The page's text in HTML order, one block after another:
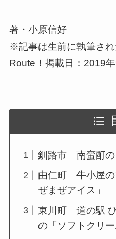
著・小原信好
※記事は生前に執筆され
Route！掲載日：2019
釧路市 南蛮酊の
由仁町 牛小屋の
ぜまぜアイス」
東川町 道の駅 ひ
の「ソフトクリー